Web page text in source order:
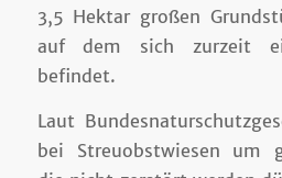
3,5 Hektar großen
auf dem sich zurzeit
befindet.
Laut
bei Streuobstwiesen um